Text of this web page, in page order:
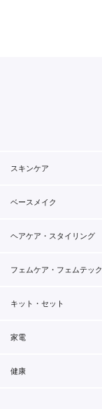
スキンケア
ベースメイク
ヘアケア・スタイリング
フェムケア・フェムテック
キット・セット
家電
健康